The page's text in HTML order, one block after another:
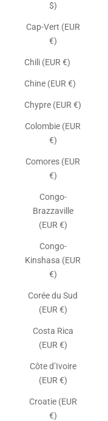
$)
Cap-Vert (EUR
€)
Chili (EUR €)
Chine (EUR €)
Chypre (EUR €)
Colombie (EUR
€)
Comores (EUR
€)
Congo-
Brazzaville
(EUR €)
Congo-
Kinshasa (EUR
€)
Corée du Sud
(EUR €)
Costa Rica
(EUR €)
Côte d’Ivoire
(EUR €)
Croatie (EUR
€)